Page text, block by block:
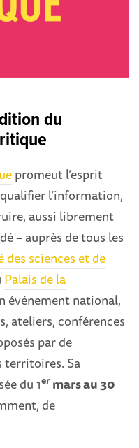
du
promeut l’esprit
l’information,
aussi librement
– auprès de tous les
des sciences et de
Palais de la
événement national,
ateliers, conférences
par de
territoires. Sa
du 1ermars au 30
de